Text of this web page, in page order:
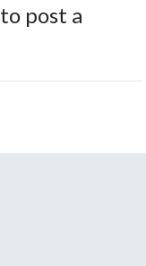
to post a